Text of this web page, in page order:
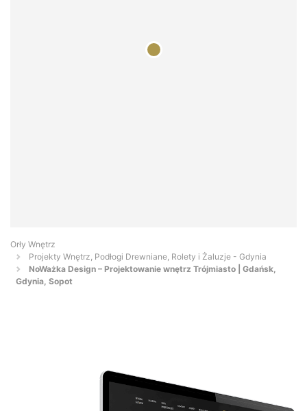
Orły Wnętrz
Projekty Wnętrz, Podłogi Drewniane, Rolety i Żaluzje - Gdynia
NoWażka Design – Projektowanie wnętrz Trójmiasto | Gdańsk,
Gdynia, Sopot